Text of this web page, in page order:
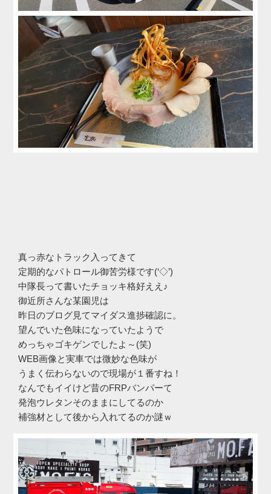
真っ赤なトラック入ってきて
定期的なパトロール御苦労様です(‘◇’)ゞ
中隊長って書いたチョッキ格好ええ♪
御近所さんな某園児は
昨日のブログ見てマイダス進捗確認に。
望んでいた色味になっていたようで
めっちゃゴキゲンでしたよ～(笑)
WEB画像と実車では微妙な色味が
うまく伝わらないので現場が１番すね！
なんでもイイけど昔のFRPバンパーて
発泡ウレタンそのままにしてるのか
補強材として後から入れてるのか謎ｗ